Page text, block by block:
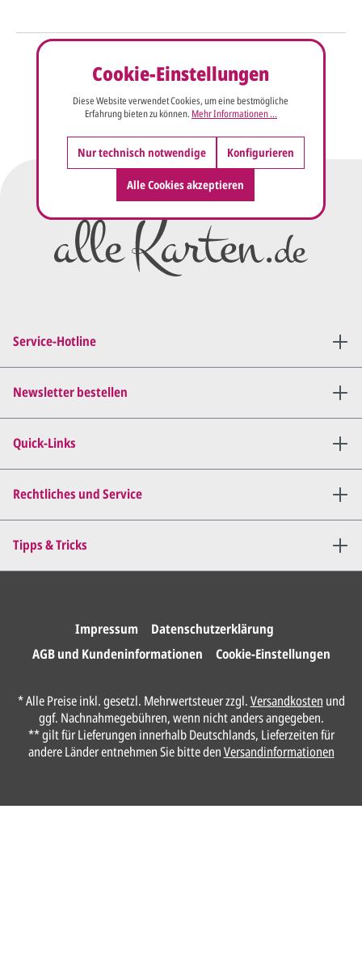
Vorname*
Anfrage
über dieses Formular mit Ihren
vorläufigen Wünschen für den
Druck.
Wir erstellen ein
Preisangebotund im
Anschluss den ersten
Entwurf/Korrekturabzug
Diesen senden wir Ihnen als
PDF per E-Mail.
uns, was Sie amEntwurf
Wir senden Ihnen den
Dies wiederholen wir so lange,
bis
Service-Hotline
Rechtliches und Service
Tipps & Tricks
Quick-Links
Newsletter bestellen
Impressum
Datenschutzerklärung
AGB und Kundeninformationen
Cookie-Einstellungen
* Alle Preise inkl. gesetzl. Mehrwertsteuer zzgl.Versandkosten und
ggf. Nachnahmegebühren, wenn nicht anders angegeben.
** gilt für Lieferungen innerhalb Deutschlands, Lieferzeiten für
andere Länder entnehmen Sie bitte denVersandinformationen
Cookie-Einstellungen
Diese Website verwendet Cookies, um eine bestmögliche
Erfahrung bieten zu können. Mehr Informationen ...
Nur technisch notwendige Konfigurieren
Alle Cookies akzeptieren